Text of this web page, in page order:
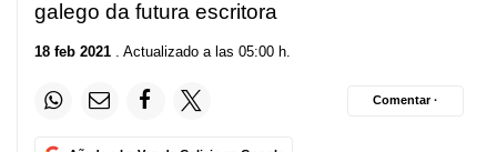
galego da futura escritora
18 feb 2021 . Actualizado a las 05:00 h.
Comentar ·